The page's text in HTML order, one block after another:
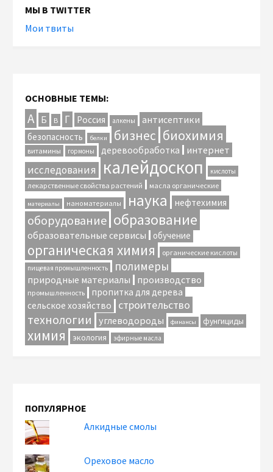
МЫ В TWITTER
Мои твиты
ОСНОВНЫЕ ТЕМЫ:
А Б В Г Россия алкены антисептики
безопасность белки бизнес биохимия
витамины гормоны деревообработка интернет
исследования калейдоскоп кислоты
лекарственные свойства растений масла органические
материалы наноматериалы наука нефтехимия
оборудование образование
образовательные сервисы обучение
органическая химия органические кислоты
пищевая промышленность полимеры
природные материалы производство
промышленность
пропитка для дерева
сельское хозяйство
строительство
технологии углеводороды финансы фунгициды
химия экология эфирные масла
ПОПУЛЯРНОЕ
Алкидные смолы
Ореховое масло